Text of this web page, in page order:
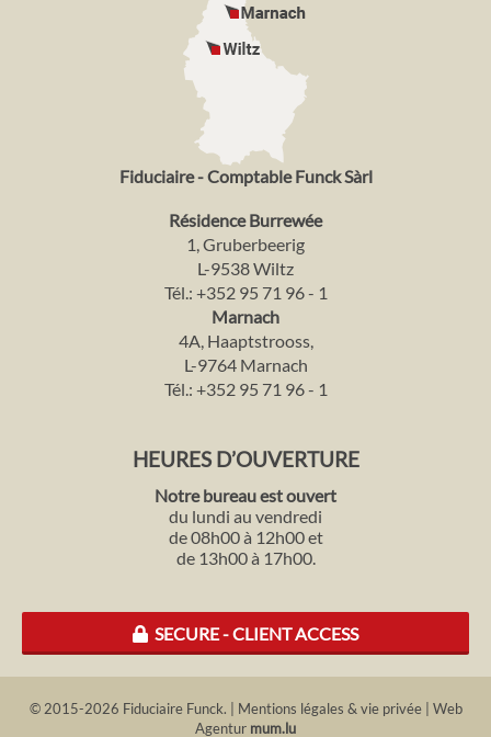
Fiduciaire - Comptable Funck Sàrl
Résidence Burrewée
1, Gruberbeerig
L-9538 Wiltz
Tél.: +352 95 71 96 - 1
Marnach
4A, Haaptstrooss,
L-9764 Marnach
Tél.: +352 95 71 96 - 1
HEURES D’OUVERTURE
Notre bureau est ouvert
du lundi au vendredi
de 08h00 à 12h00 et
de 13h00 à 17h00.
SECURE - CLIENT ACCESS
© 2015-2026 Fiduciaire Funck. Mentions légales & vie privée| Web
Agentur mum.lu